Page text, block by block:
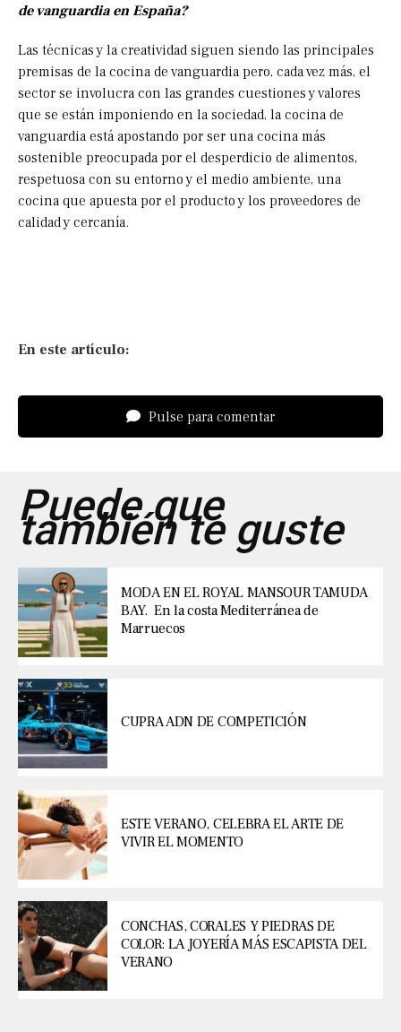
de vanguardia en España?
Las técnicas y la creatividad siguen siendo las principales
premisas de la cocina de vanguardia pero, cada vez más, el
sector se involucra con las grandes cuestiones y valores
que se están imponiendo en la sociedad, la cocina de
vanguardia está apostando por ser una cocina más
sostenible preocupada por el desperdicio de alimentos,
respetuosa con su entorno y el medio ambiente, una
cocina que apuesta por el producto y los proveedores de
calidad y cercanía.
En este artículo:
Pulse para comentar
Puede que
también te guste
MODA EN EL ROYAL MANSOUR TAMUDA
BAY. En la costa Mediterránea de
Marruecos
CUPRA ADN DE COMPETICIÓN
ESTE VERANO, CELEBRA EL ARTE DE
VIVIR EL MOMENTO
CONCHAS, CORALES Y PIEDRAS DE
COLOR: LA JOYERÍA MÁS ESCAPISTA DEL
VERANO